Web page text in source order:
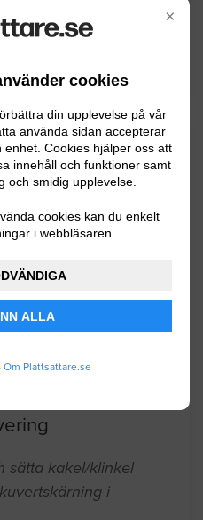
×
cookies
din upplevelse på vår
använda sidan accepterar
Cookies hjälper oss att
innehåll och funktioner samt
och smidig upplevelse.
cookies kan du enkelt
i webbläsaren.
ALLA
Om Plattsattare.se
duktig plattsättare för
40 m². Om
sätta kakel/klinkel
i